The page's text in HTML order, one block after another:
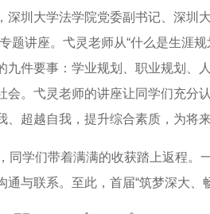
深圳大学法学院党委副书记、深圳
题讲座。弋灵老师从“什么是生涯
九件要事：学业规划、职业规划、
会。弋灵老师的讲座让同学们充分
、超越自我，提升综合素质，为将
同学们带着满满的收获踏上返程。
通与联系。至此，首届“筑梦深大、